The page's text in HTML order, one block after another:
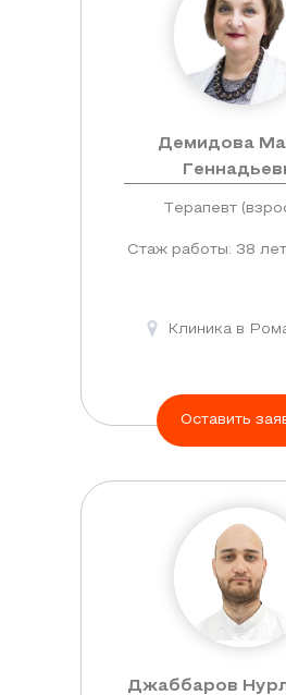
Демидова
Терапевт
Стаж работы: 38
Клиника в
Оставить
Джаббаров